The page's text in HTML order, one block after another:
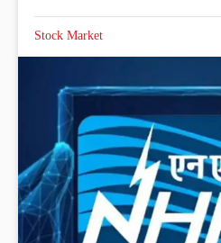
Stock Market